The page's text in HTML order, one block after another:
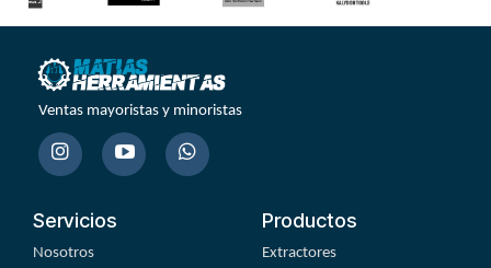
Ventas mayoristas y minoristas
Servicios
Nosotros
Productos
Extractores